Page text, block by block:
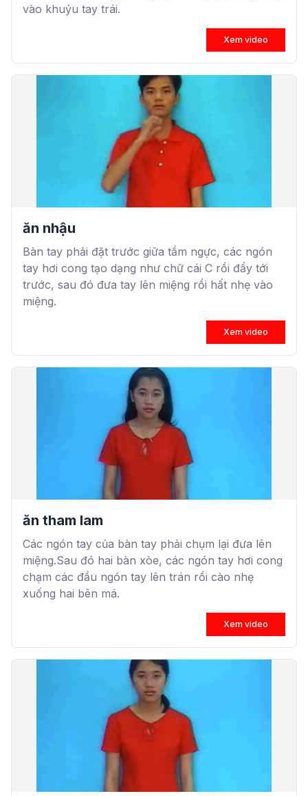
vào khuỷu tay trái.
Xem video
ăn nhậu
Bàn tay phải đặt trước giữa tầm ngực, các ngón
tay hơi cong tạo dạng như chữ cái C rồi đẩy tới
trước, sau đó đưa tay lên miệng rồi hất nhẹ vào
miệng.
Xem video
ăn tham lam
Các ngón tay của bàn tay phải chụm lại đưa lên
miệng.Sau đó hai bàn xòe, các ngón tay hơi cong
chạm các đầu ngón tay lên trán rồi cào nhẹ
xuống hai bên má.
Xem video